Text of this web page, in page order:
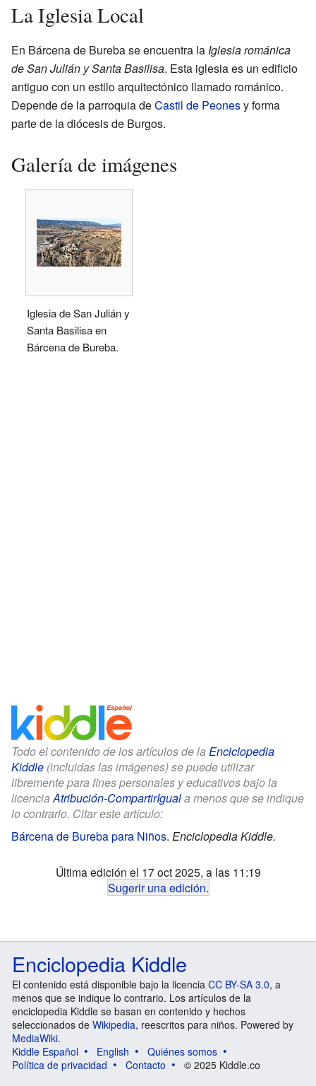
La Iglesia Local
En Bárcena de Bureba se encuentra la Iglesia románica
de San Julián y Santa Basilisa. Esta iglesia es un edificio
antiguo con un estilo arquitectónico llamado románico.
Depende de la parroquia deCastil de Peonesy forma
parte de la diócesis de Burgos.
Galería de imágenes
Iglesia de San Julián y
Santa Basilisa en
Bárcena de Bureba.
Todo el contenido de los artículos de la Enciclopedia
Kiddle (incluidas las imágenes) se puede utilizar
libremente para fines personales y educativos bajo la
licenciaAtribución-CompartirIguala menos que se indique
lo contrario. Citar este artículo:
Bárcena de Bureba para Niños. Enciclopedia Kiddle.
Última edición el 17 oct 2025, a las 11:19
Sugerir una edición.
Enciclopedia Kiddle
El contenido está disponible bajo la licencia CC BY-SA 3.0, a
menos que se indique lo contrario. Los artículos de la
enciclopedia Kiddle se basan en contenido y hechos
seleccionados de Wikipedia, reescritos para niños. Powered by
MediaWiki.
Kiddle Español
English
Quiénes somos
Política de privacidad
Contacto © 2025 Kiddle.co